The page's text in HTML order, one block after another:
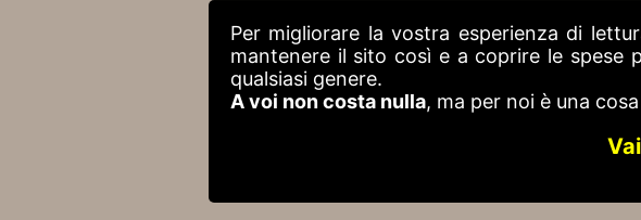
Per migliorare la vostra esperienza di
mantenere il sito così e a coprire le spese
qualsiasi genere.
A voi non costa nulla, ma per noi è una